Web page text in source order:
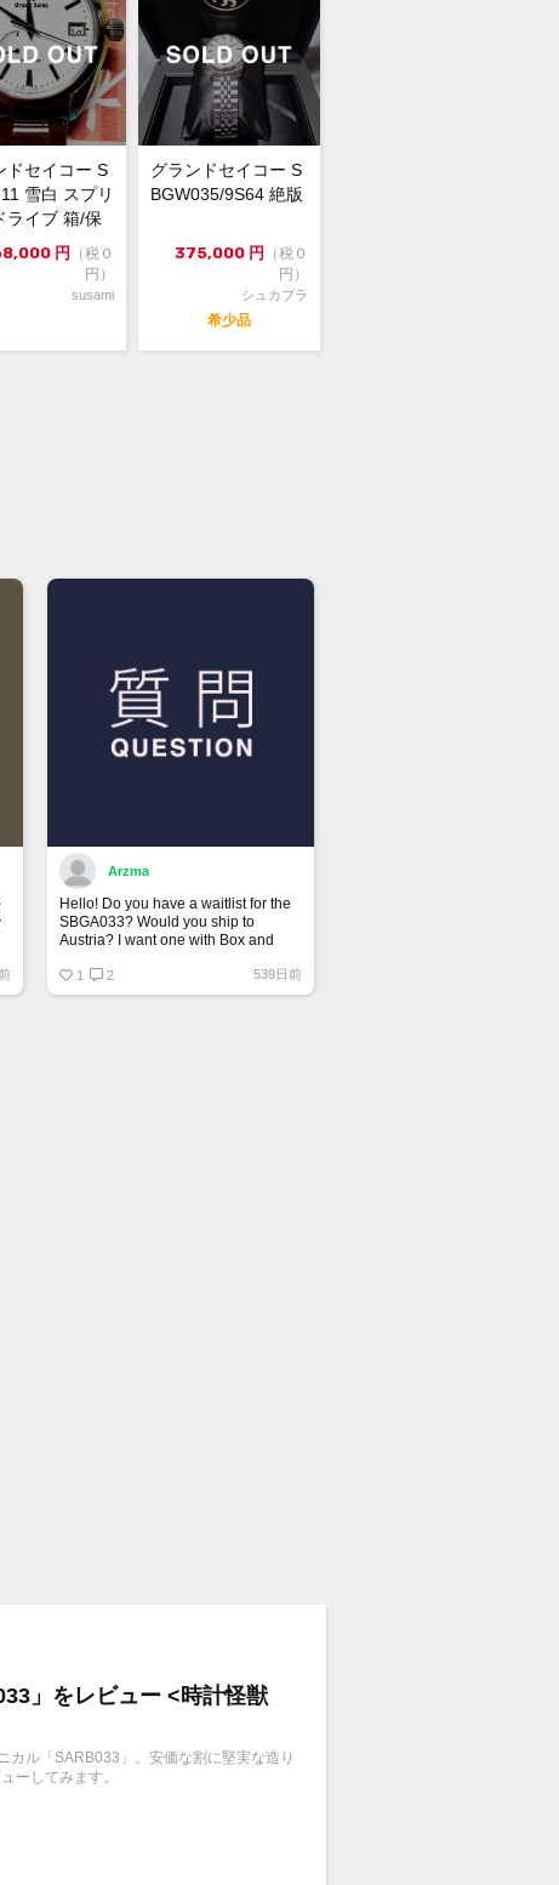
ドセイコー S
雪白 スプリ
ライブ 箱/保
りコマ
円
（税０
円）
susami
グランドセイコー S
BGW035/9S64 絶版
375,000 円
（税０
円）
シュカブラ
希少品
Arzma
Hello! Do you have a waitlist for the
SBGA033? Would you ship to
Austria? I want one with Box and
1 2 539日前
」をレビュー <時計怪獣
ル「SARB033」。安価な割に堅実な造り
ーしてみます。